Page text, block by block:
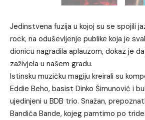
Jedinstvena fuzija u kojoj su se spojili
rock, na oduševljenje publike koja je
dionicu nagradila aplauzom, dokaz je
zaživjela u našem gradu.
Istinsku muzičku magiju kreirali su
Eddie Beho, basist Dinko Šimunović i
ujedinjeni u BDB trio. Snažan,
Bandića Bande, kojeg pamtimo po